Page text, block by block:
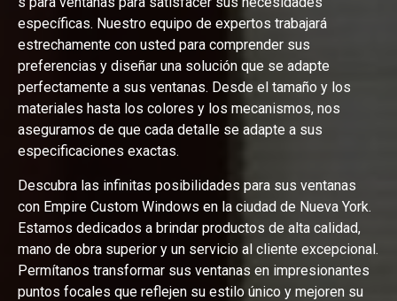
específicas. Nuestro equipo de expertos trabajará
estrechamente con usted para comprender sus
preferencias y diseñar una solución que se adapte
perfectamente a sus ventanas. Desde el tamaño y los
materiales hasta los colores y los mecanismos, nos
aseguramos de que cada detalle se adapte a sus
especificaciones exactas.
Descubra las infinitas posibilidades para sus ventanas
con Empire Custom Windows en la ciudad de Nueva York.
Estamos dedicados a brindar productos de alta calidad,
mano de obra superior y un servicio al cliente excepcional.
Permítanos transformar sus ventanas en impresionantes
puntos focales que reflejen su estilo único y mejoren su